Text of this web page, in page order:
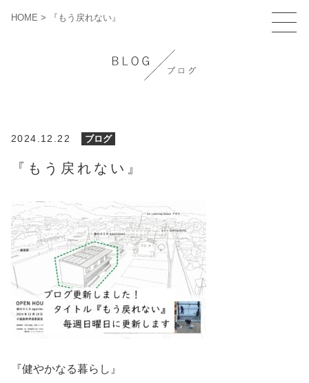
HOME > 『もう戻れない』
2024.12.22 ブログ
『もう戻れない』
『健やかなる暮らし』